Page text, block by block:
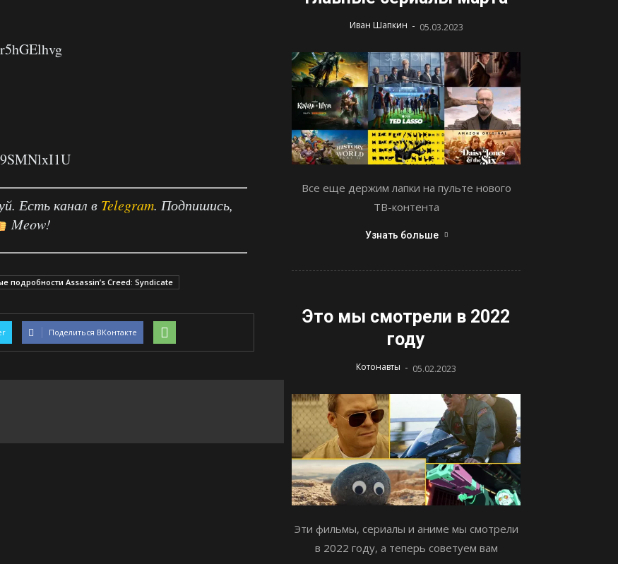
Есть канал в Telegram. Подпишись,
Meow!
подробности Assassin’s Creed: Syndicate
Поделиться ВКонтакте
Иван Шапкин - 05.03.2023
Все еще держим лапки на пульте нового
ТВ-контента
Узнать больше
Это мы смотрели в 2022
году
Котонавты - 05.02.2023
Эти фильмы, сериалы и аниме мы смотрели
в 2022 году, а теперь советуем вам